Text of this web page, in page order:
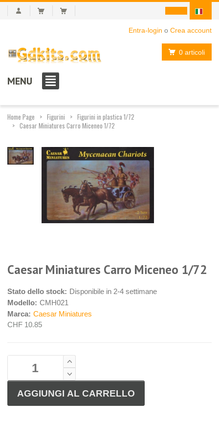
Entra-login o Crea account
0 articoli
MENU
Home Page Figurini
Figurini in plastica 1/72
Caesar Miniatures Carro Miceneo 1/72
Caesar Miniatures Carro Miceneo 1/72
Stato dello stock: Disponibile in 2-4 settimane
Modello: CMH021
Marca: Caesar Miniatures
CHF 10.85